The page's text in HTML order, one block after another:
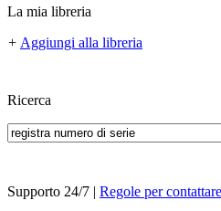
La mia libreria
+ Aggiungi alla libreria
Ricerca
Supporto 24/7 | Regole per contattare